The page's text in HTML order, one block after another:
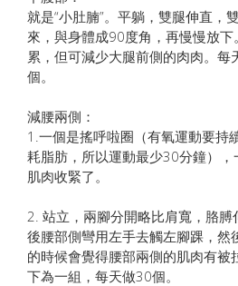
就是“小肚腩”。平躺，雙腿伸直，
來，與身體成90度角，再慢慢放
累，但可減少大腿前側的肉肉。每
個。
減腰兩側：
1.一個是搖呼啦圈（有氧運動要持
耗脂肪，所以運動最少30分鐘）
肌肉收緊了。
2. 站立，兩腳分開略比肩寬，胳膊
後腰部側彎用左手去觸左腳踝，然
的時候會覺得腰部兩側的肌肉有被
下為一組，每天做30個。